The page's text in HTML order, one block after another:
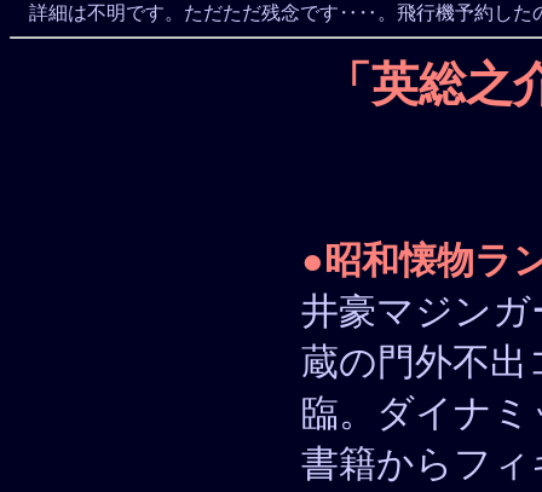
詳細は不明です。ただただ残念です‥‥。飛行機予約し
「英総
●昭和懐物ラ
井豪マジン
蔵の門外不
臨。ダイナ
書籍からフ